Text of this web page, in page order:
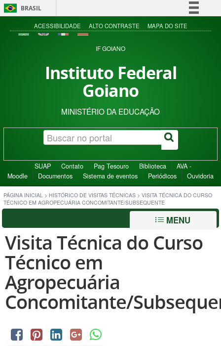
BRASIL
Simplifique!
Acesso à informação
ACESSIBILIDADE ALTO CONTRASTE MAPA DO SITE
IF GOIANO
Instituto Federal
Goiano
MINISTÉRIO DA EDUCAÇÃO
SUAP Contato Pag Tesouro Biblioteca
AVA -
Moodle
Documentos Sistema de eventos Periódicos Ouvidoria
PÁGINA INICIAL > HISTÓRICO DE VISITAS TÉCNICAS > VISITA TÉCNICA DO CURSO
TÉCNICO EM AGROPECUÁRIA CONCOMITANTE/SUBSEQUENTE
MENU
Visita Técnica do Curso
Técnico em
Agropecuária
Concomitante/